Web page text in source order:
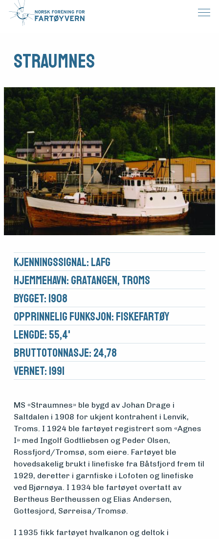
Medlemsfartøy
Søk
om
midler
Straumnes
Kjennings­signal: LAFG
Hjemmehavn: Gratangen, Troms
Bygget: 1908
Opprinnelig funksjon: Fiskefartøy
Lengde: 55,4'
Brutto­tonnasje: 24,78
Vernet: 1991
MS «Straumnes» ble bygd av Johan Drage i
Saltdalen i 1908 for ukjent kontrahent i Lenvik,
Troms. I 1924 ble fartøyet registrert som «Agnes
I» med Ingolf Godtliebsen og Peder Olsen,
Rossfjord/Tromsø, som eiere. Fartøyet ble
hovedsakelig brukt i linefiske fra Båtsfjord frem til
1929, deretter i garnfiske i Lofoten og linefiske
ved Bjørnøya. I 1934 ble fartøyet overtatt av
Bertheus Bertheussen og Elias Andersen,
Gottesjord, Sørreisa/Tromsø.
I 1935 fikk fartøyet hvalkanon og deltok i